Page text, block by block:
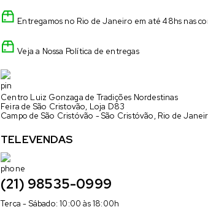
Entregamos no Rio de Janeiro em até 48hs nas
Veja a Nossa Política de entregas
Centro Luiz Gonzaga de Tradições Nordestinas
Feira de São Cristovão, Loja D83
Campo de São Cristóvão - São Cristóvão, Rio de
TELEVENDAS
(21) 98535-0999
Terça - Sábado: 10:00 às 18:00h